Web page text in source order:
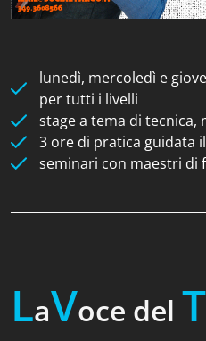
lunedì, mercoledì e
per tutti i livelli
stage a tema di tecnica,
3 ore di pratica guidata
seminari con maestri di
LaVoce del T